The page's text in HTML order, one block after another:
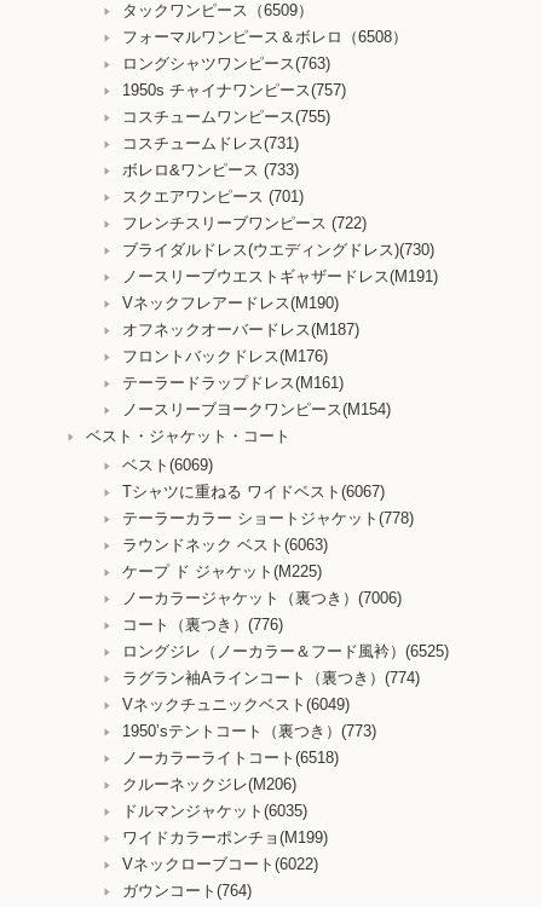
タックワンピース（6509）
フォーマルワンピース＆ボレロ（6508）
ロングシャツワンピース(763)
1950s チャイナワンピース(757)
コスチュームワンピース(755)
コスチュームドレス(731)
ボレロ&ワンピース (733)
スクエアワンピース (701)
フレンチスリーブワンピース (722)
ブライダルドレス(ウエディングドレス)(730)
ノースリーブウエストギャザードレス(M191)
Vネックフレアードレス(M190)
オフネックオーバードレス(M187)
フロントバックドレス(M176)
テーラードラップドレス(M161)
ノースリーブヨークワンピース(M154)
ベスト・ジャケット・コート
ベスト(6069)
Tシャツに重ねる ワイドベスト(6067)
テーラーカラー ショートジャケット(778)
ラウンドネック ベスト(6063)
ケープ ド ジャケット(M225)
ノーカラージャケット（裏つき）(7006)
コート（裏つき）(776)
ロングジレ（ノーカラー＆フード風衿）(6525)
ラグラン袖Aラインコート（裏つき）(774)
Vネックチュニックベスト(6049)
1950’sテントコート（裏つき）(773)
ノーカラーライトコート(6518)
クルーネックジレ(M206)
ドルマンジャケット(6035)
ワイドカラーポンチョ(M199)
Vネックローブコート(6022)
ガウンコート(764)